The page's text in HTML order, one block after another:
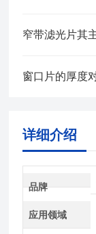
窄带滤光片其
窗口片的厚度
详细介绍
品牌
应用领域